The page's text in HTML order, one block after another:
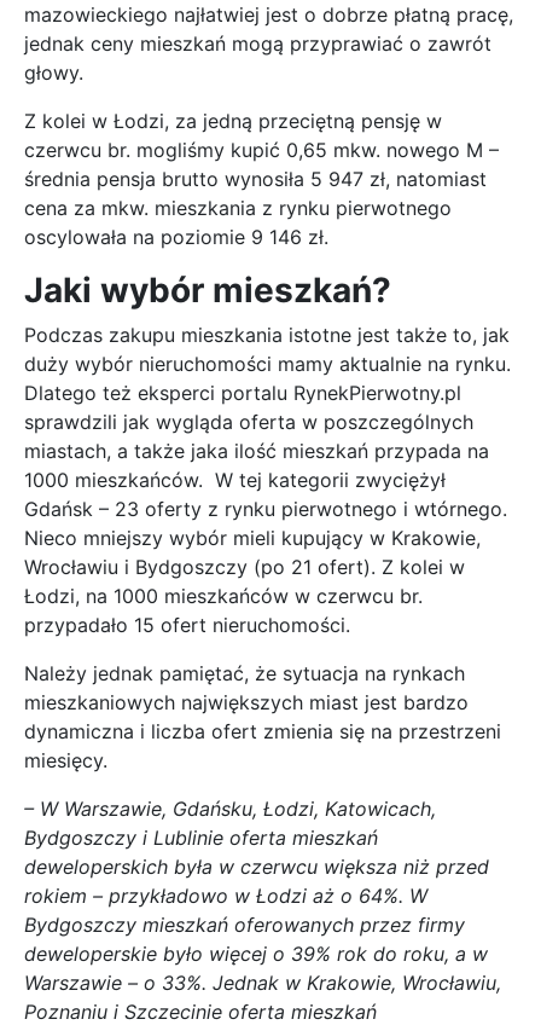
mazowieckiego najłatwiej jest o dobrze płatną pracę,
jednak ceny mieszkań mogą przyprawiać o zawrót
głowy.
Z kolei w Łodzi, za jedną przeciętną pensję w
czerwcu br. mogliśmy kupić 0,65 mkw. nowego M –
średnia pensja brutto wynosiła 5 947 zł, natomiast
cena za mkw. mieszkania z rynku pierwotnego
oscylowała na poziomie 9 146 zł.
Jaki wybór mieszkań?
Podczas zakupu mieszkania istotne jest także to, jak
duży wybór nieruchomości mamy aktualnie na rynku.
Dlatego też eksperci portalu RynekPierwotny.pl
sprawdzili jak wygląda oferta w poszczególnych
miastach, a także jaka ilość mieszkań przypada na
1000 mieszkańców. W tej kategorii zwyciężył
Gdańsk – 23 oferty z rynku pierwotnego i wtórnego.
Nieco mniejszy wybór mieli kupujący w Krakowie,
Wrocławiu i Bydgoszczy (po 21 ofert). Z kolei w
Łodzi, na 1000 mieszkańców w czerwcu br.
przypadało 15 ofert nieruchomości.
Należy jednak pamiętać, że sytuacja na rynkach
mieszkaniowych największych miast jest bardzo
dynamiczna i liczba ofert zmienia się na przestrzeni
miesięcy.
– W Warszawie, Gdańsku, Łodzi, Katowicach,
Bydgoszczy i Lublinie oferta mieszkań
deweloperskich była w czerwcu większa niż przed
rokiem – przykładowo w Łodzi aż o 64%. W
Bydgoszczy mieszkań oferowanych przez firmy
deweloperskie było więcej o 39% rok do roku, a w
Warszawie – o 33%. Jednak w Krakowie, Wrocławiu,
Poznaniu i Szczecinie oferta mieszkań